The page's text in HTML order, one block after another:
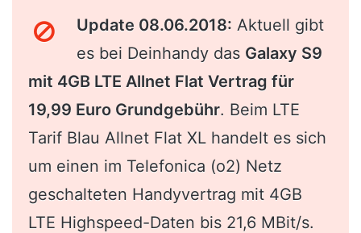
Update 08.06.2018: Aktuell gibt
es bei Deinhandy das Galaxy S9
mit 4GB LTE Allnet Flat Vertrag für
19,99 Euro Grundgebühr. Beim LTE
Tarif Blau Allnet Flat XL handelt es sich
um einen im Telefonica (o2) Netz
geschalteten Handyvertrag mit 4GB
LTE Highspeed-Daten bis 21,6 MBit/s.